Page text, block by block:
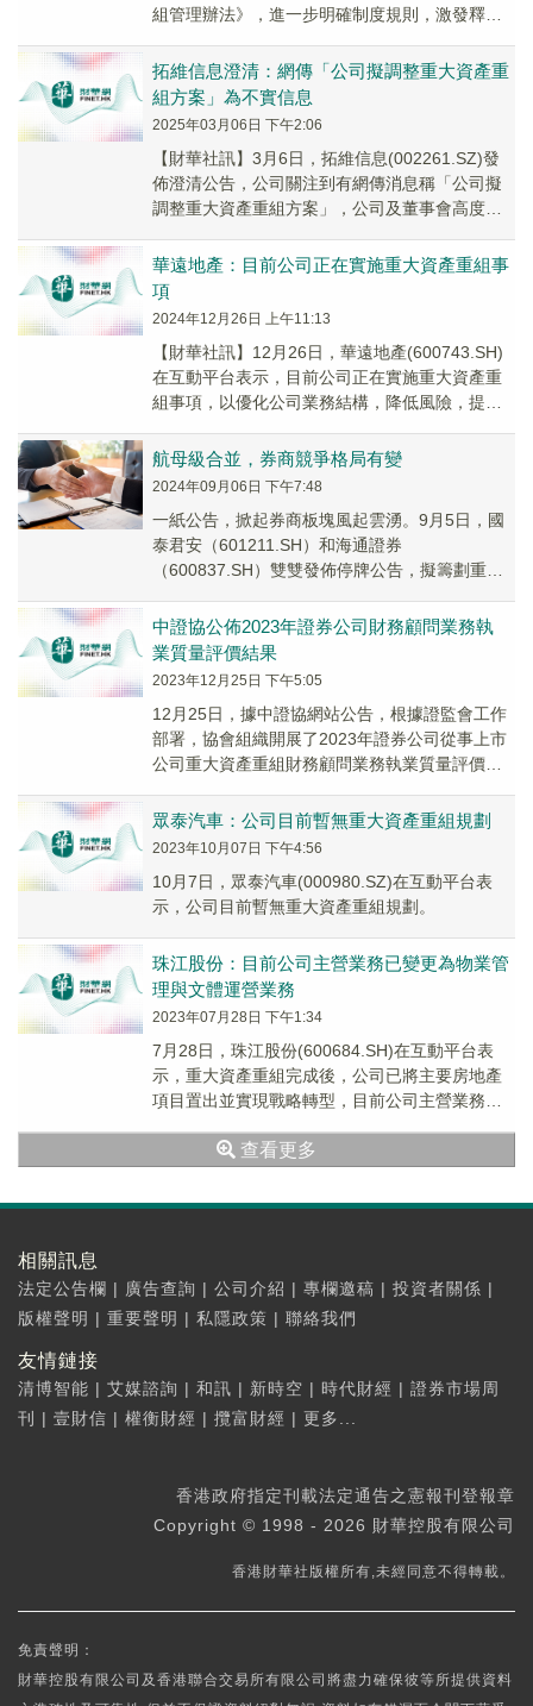
組管理辦法》，進一步明確制度規則，激發釋放
台，深...
拓維信息澄清：網傳「公司擬調整重大資產重
組方案」為不實信息
2025年03月06日 下午2:06
【財華社訊】3月6日，拓維信息(002261.SZ)發
佈澄清公告，公司關注到有網傳消息稱「公司擬
調整重大資產重組方案」，公司及董事會高度關
華遠地產：目前公司正在實施重大資產重組事
項
2024年12月26日 上午11:13
【財華社訊】12月26日，華遠地產(600743.SH)
在互動平台表示，目前公司正在實施重大資產重
組事項，以優化公司業務結構，降低風險，提高
航母級合並，券商競爭格局有變
2024年09月06日 下午7:48
一紙公告，掀起券商板塊風起雲湧。9月5日，國
泰君安（601211.SH）和海通證券
（600837.SH）雙雙發佈停牌公告，擬籌劃重大
中證協公佈2023年證券公司財務顧問業務執
業質量評價結果
2023年12月25日 下午5:05
12月25日，據中證協網站公告，根據證監會工作
部署，協會組織開展了2023年證券公司從事上市
公司重大資產重組財務顧問業務執業質量評價，
次...
眾泰汽車：公司目前暫無重大資產重組規劃
2023年10月07日 下午4:56
10月7日，眾泰汽車(000980.SZ)在互動平台表
示，公司目前暫無重大資產重組規劃。
珠江股份：目前公司主營業務已變更為物業管
理與文體運營業務
2023年07月28日 下午1:34
7月28日，珠江股份(600684.SH)在互動平台表
示，重大資產重組完成後，公司已將主要房地產
項目置出並實現戰略轉型，目前公司主營業務已
查看更多
相關訊息
法定公告欄 | 廣告查詢 | 公司介紹 | 專欄邀稿 | 投資者關係 |
版權聲明 | 重要聲明 | 私隱政策 | 聯絡我們
友情鏈接
清博智能 | 艾媒諮詢 | 和訊 | 新時空 | 時代財經 | 證券市場周
刊
| 壹財信 | 權衡財經 | 攬富財經 | 更多...
香港政府指定刊載法定通告之憲報刊登報章
Copyright © 1998 - 2026 財華控股有限公司
香港財華社版權所有,未經同意不得轉載。
免責聲明：
財華控股有限公司及香港聯合交易所有限公司將盡力確保彼等所提供資料